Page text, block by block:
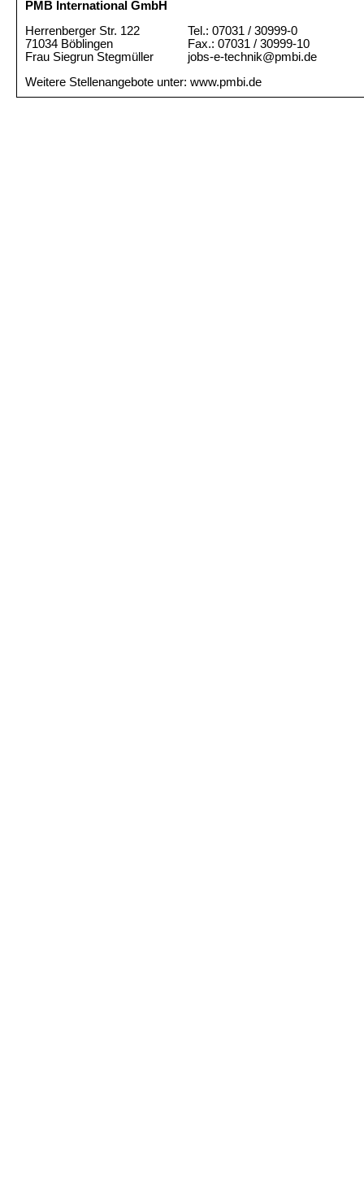
PMB International GmbH
Herrenberger Str. 122
Tel.: 07031 / 30999-0
71034 Böblingen
Fax.: 07031 / 30999-10
Frau Siegrun Stegmüller
jobs-e-technik@pmbi.de
Weitere Stellenangebote unter: www.pmbi.de